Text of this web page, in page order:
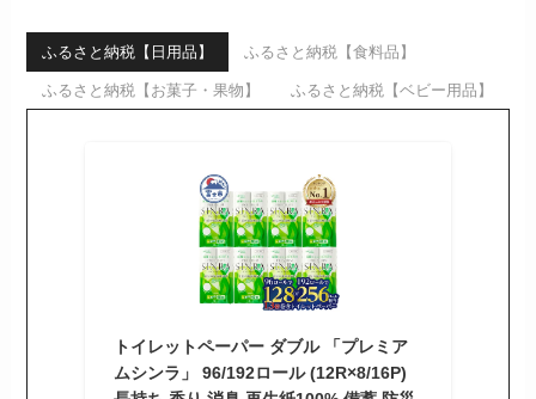
ふるさと納税【日用品】 ふるさと納税【食料品】
ふるさと納税【お菓子・果物】 ふるさと納税【ベビー用品】
トイレットペーパー ダブル 「プレミア
ムシンラ」 96/192ロール (12R×8/16P)